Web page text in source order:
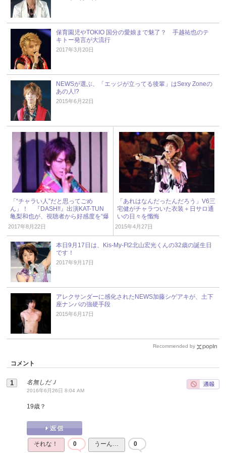
保育園児やTOKIO 国分の愛娘まで魅了？ 手越祐也のテ
キトー発言が大流行
2017年3月20日
NEWSが選ぶ、「エッジが立ってる後輩」はSexy Zoneの
あの人!?
2015年6月22日
「“チャラい人”だと思ってごめ
ん」！ 『DASH!!』出演KAT-TUN
亀梨和也が、視聴者から好感度を“爆
上げ”したワケ
2017年8月22日
「あれはなんだったんだろう」V6三
宅健がチャラついた衣装＋日サロ通
いの日々を懺悔
2015年4月27日
本日9月17日は、Kis-My-Ft2北山宏光くんの32歳の誕生日
です！
2017年9月17日
アレクサンダーに感化されたNEWS加藤シゲアキが、土下
座ナンパの強硬手段
2015年6月17日
Recommended by
コメント
名無しだＪ
2016年6月26日 8:04 AM
19歳？
それな！ 0 うーん… 0